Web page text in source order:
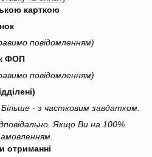
карткою
повідомленням)
ФОП
повідомленням)
- з частковим завдатком.
Якщо Ви на 100%
отриманні